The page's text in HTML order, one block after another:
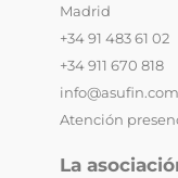
Madrid
+34 91 483 61 02
+34 911 670 818
info@asufin.com
Atención
La